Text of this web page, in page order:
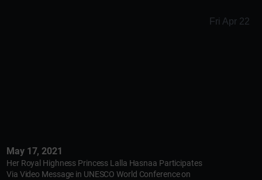
Fri Apr 22
May 17, 2021
Her Royal Highness Princess Lalla Hasnaa Participates
Via Video Message in UNESCO World Conference on